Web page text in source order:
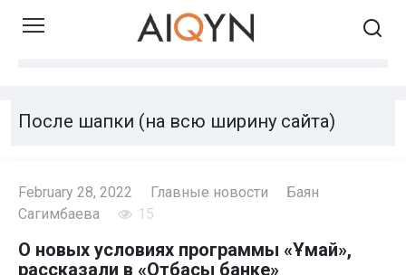
Skip
После шапки (на всю ширину сайта)
February 28, 2022 Главные новости
Баян
Сагимбаева
15
О новых условиях программы «Ұмай»,
рассказали в «Отбасы банке»